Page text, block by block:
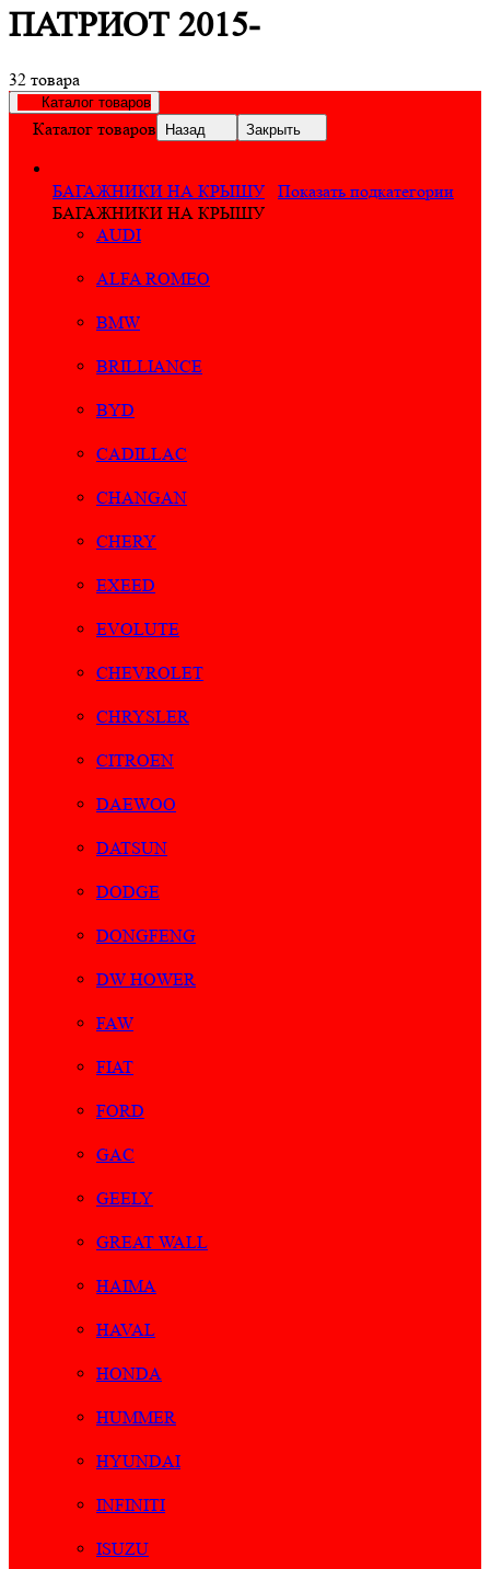
ПАТРИОТ 2015-
32 товара
Каталог товаров
Каталог товаров Назад Закрыть
БАГАЖНИКИ НА КРЫШУ
Показать подкатегории
БАГАЖНИКИ НА КРЫШУ
AUDI
ALFA ROMEO
BMW
BRILLIANCE
BYD
CADILLAC
CHANGAN
CHERY
EXEED
EVOLUTE
CHEVROLET
CHRYSLER
CITROEN
DAEWOO
DATSUN
DODGE
DONGFENG
DW HOWER
FAW
FIAT
FORD
GAC
GEELY
GREAT WALL
HAIMA
HAVAL
HONDA
HUMMER
HYUNDAI
INFINITI
ISUZU